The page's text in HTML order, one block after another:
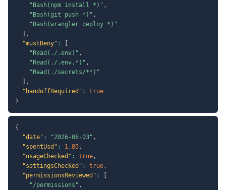
"Bash(npm install *)" ,
"Bash(git push *)" ,
"Bash(wrangler deploy *)"
,
"mustDeny" :
"Read(./.env)" ,
"Read(./.env.*)" ,
"Read(./secrets/**)"
,
"handoffRequired" :
true
}
{
"date" : "2026-06-03" ,
"spentUsd" : 1.85,
"usageChecked" : true,
"settingsChecked" : true,
"permissionsReviewed" :
"/permissions" ,